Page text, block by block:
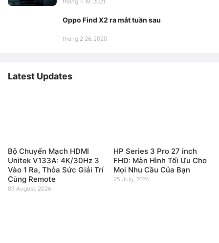
Oppo Find X2 ra mắt tuần sau
tháng 2 26, 2020
Latest Updates
Bộ Chuyển Mạch HDMI
Unitek V133A: 4K/30Hz 3
Vào 1 Ra, Thỏa Sức Giải Trí
Cùng Remote
05 August, 2026
HP Series 3 Pro 27 inch
FHD: Màn Hình Tối Ưu Cho
Mọi Nhu Cầu Của Bạn
25 July, 2026